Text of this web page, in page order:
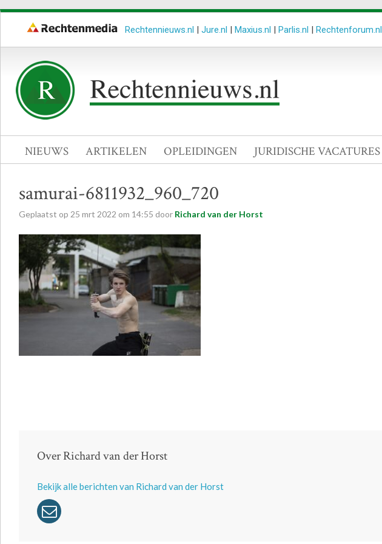
Rechtennieuws.nl | Jure.nl | Maxius.nl | Parlis.nl | Rechtenforum.nl
NIEUWS ARTIKELEN OPLEIDINGEN JURIDISCHE VACATURES
samurai-6811932_960_720
Geplaatst op 25 mrt 2022 om 14:55 door Richard van der Horst
Over Richard van der Horst
Bekijk alle berichten van Richard van der Horst